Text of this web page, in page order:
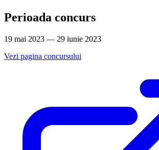
Perioada concurs
19 mai 2023 — 29 iunie 2023
Vezi pagina concursului